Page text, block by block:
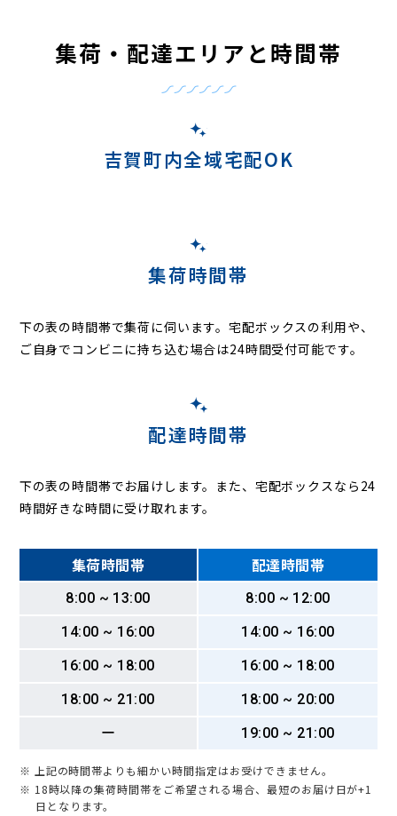
集荷・配達エリアと時間帯
吉賀町内全域宅配OK
集荷時間帯
下の表の時間帯で集荷に伺います。宅配ボックスの利用や、
ご自身でコンビニに持ち込む場合は24時間受付可能です。
配達時間帯
下の表の時間帯でお届けします。また、宅配ボックスなら24
時間好きな時間に受け取れます。
集荷時間帯 配達時間帯
8:00 ~ 13:00
8:00 ~ 12:00
14:00 ~ 16:00
14:00 ~ 16:00
16:00 ~ 18:00
16:00 ~ 18:00
18:00 ~ 21:00
18:00 ~ 20:00
ー
19:00 ~ 21:00
※ 上記の時間帯よりも細かい時間指定はお受けできません。
※ 18時以降の集荷時間帯をご希望される場合、最短のお届け日が+1
日となります。